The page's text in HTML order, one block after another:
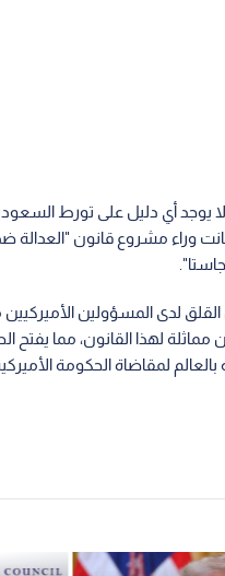
وراء مشروع قانون "العدالة
القلق لدى المسؤولين
لهذا القانون، مما يفتح